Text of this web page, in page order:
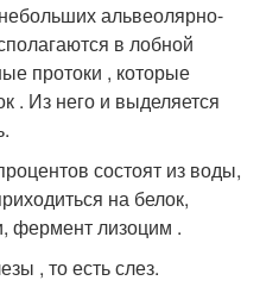
альвеолярно-
в лобной
протоки , которые
. Из него и выделяется
состоят из воды,
на белок,
фермент лизоцим .
, то есть слез.